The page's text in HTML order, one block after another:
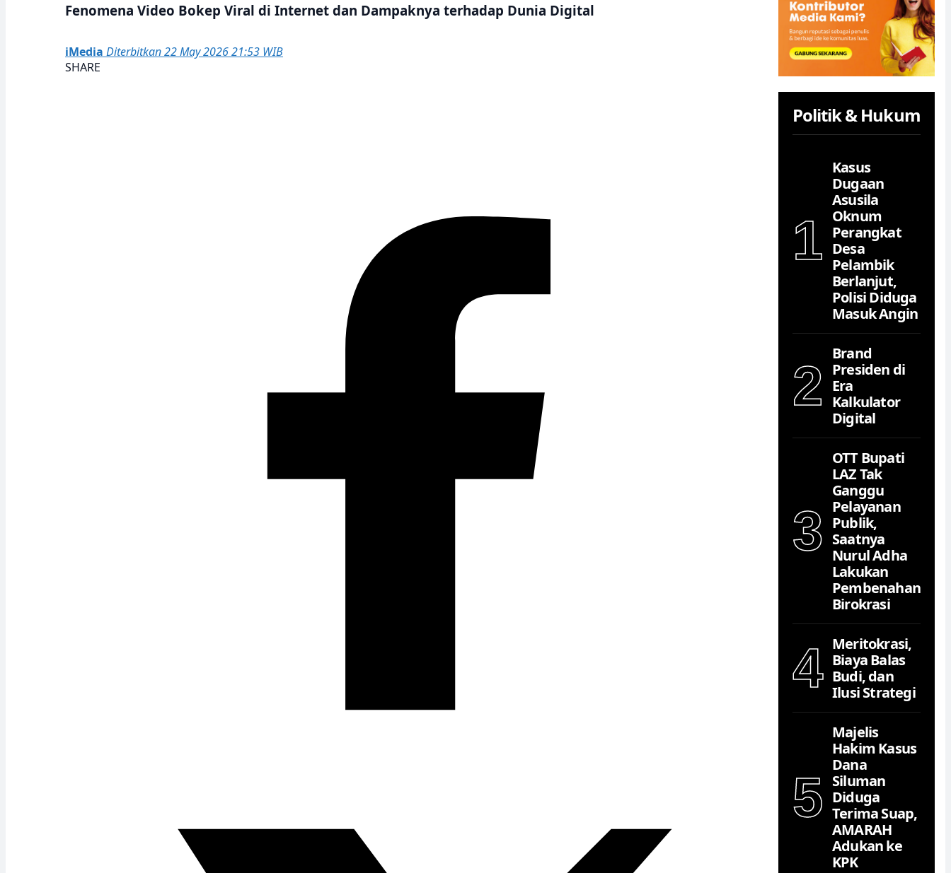
Fenomena Video Bokep Viral di Internet dan Dampaknya terhadap Dunia Digital
iMedia Diterbitkan 22 May 2026 21:53 WIB
SHARE
Politik & Hukum
1
Kasus
Dugaan
Asusila
Oknum
Perangkat
Desa
Pelambik
Berlanjut,
Polisi Diduga
Masuk Angin
2
Brand
Presiden di
Era
Kalkulator
Digital
3
OTT Bupati
LAZ Tak
Ganggu
Pelayanan
Publik,
Saatnya
Nurul Adha
Lakukan
Pembenahan
Birokrasi
4
Meritokrasi,
Biaya Balas
Budi, dan
Ilusi Strategi
5
Majelis
Hakim Kasus
Dana
Siluman
Diduga
Terima Suap,
AMARAH
Adukan ke
KPK